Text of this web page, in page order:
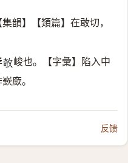
韻】【類篇】在敢切，
𢽽 峻也。【字彙】陷入中
廞。
反馈